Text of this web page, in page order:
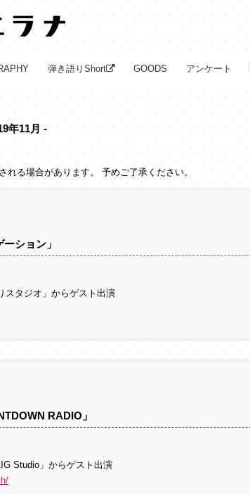
弾き語りShort GOODS アンケート
年11月 -
る場合があります。 予めご了承ください。
ション」
スタジオ」からゲスト出演
RADIO」
Studio」からゲスト出演